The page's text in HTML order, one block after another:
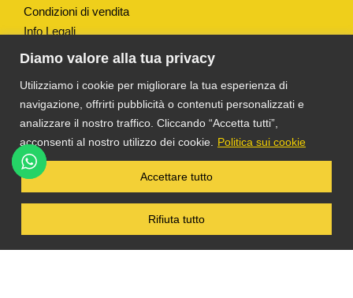
Diamo valore alla tua privacy
Utilizziamo i cookie per migliorare la tua esperienza di
navigazione, offrirti pubblicità o contenuti personalizzati e
analizzare il nostro traffico. Cliccando “Accetta tutti”,
acconsenti al nostro utilizzo dei cookie.
Politica sui cookie
Rifiuta tutto
Accettare tutto
Condizioni di vendita
Info Legali
Note Legali
TS DACOM
S.R.L. UNIPERSONALE P. IVA
03055900231 © COPYRIGHT 2025 TUTTI I